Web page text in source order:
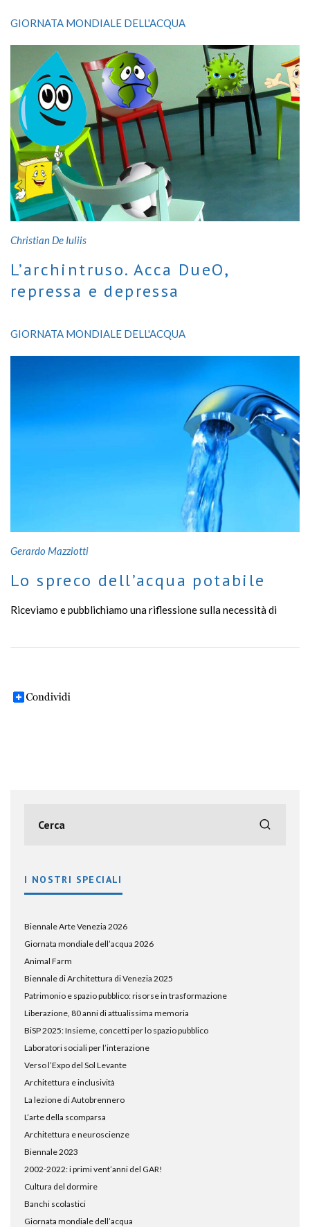
GIORNATA MONDIALE DELL'ACQUA
Christian De Iuliis
L’archintruso. Acca DueO,
repressa e depressa
terapia di gruppo
GIORNATA MONDIALE DELL'ACQUA
Gerardo Mazziotti
Lo spreco dell’acqua potabile
Riceviamo e pubblichiamo una riflessione sulla necessità di
I NOSTRI SPECIALI
Biennale Arte Venezia 2026
Giornata mondiale dell’acqua 2026
Animal Farm
Biennale di Architettura di Venezia 2025
Patrimonio e spazio pubblico: risorse in trasformazione
Liberazione, 80 anni di attualissima memoria
BiSP 2025: Insieme, concetti per lo spazio pubblico
Laboratori sociali per l’interazione
Verso l’Expo del Sol Levante
Architettura e inclusività
La lezione di Autobrennero
L’arte della scomparsa
Architettura e neuroscienze
Biennale 2023
2002-2022: i primi vent’anni del GAR!
Cultura del dormire
Banchi scolastici
Giornata mondiale dell’acqua